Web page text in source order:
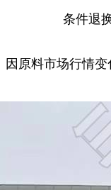
条件退
因原料市场行情